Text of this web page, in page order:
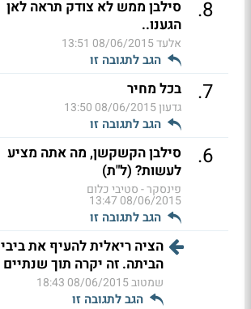
8
.
סילבן ממש לא צודק תראה לאן
הגענו..
אלעד08/06/2015 13:51
הגב לתגובה זו
7
. בכל מחיר
גדעון08/06/2015 13:50
הגב לתגובה זו
6
.
סילבן הקשקשן, מה אתה מציע
לעשות? (ל"ת)
פינסקר - סטיבי כלום
08/06/2015 13:47
הגב לתגובה זו
הציה ריאלית להעיף את ביבי
הביתה. זה יקרה תוך שנתיים
שמטוב08/06/2015 18:43
הגב לתגובה זו